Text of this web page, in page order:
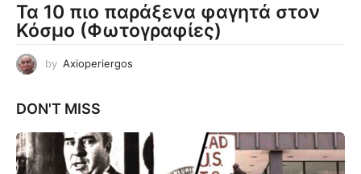
Τα 10 πιο παράξενα φαγητά στον
Κόσμο (Φωτογραφίες)
by Axioperiergos
DON'T MISS